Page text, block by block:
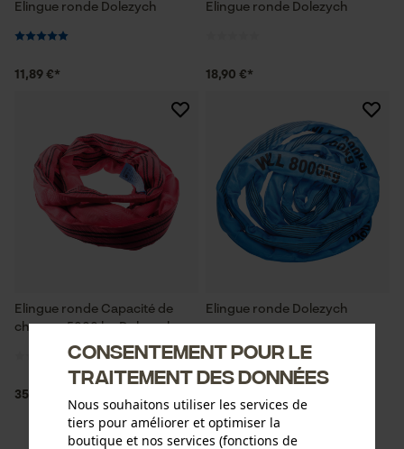
Elingue ronde Dolezych
11,89 €*
Elingue ronde Dolezych
18,90 €*
Elingue ronde Capacité de
charge : 5000 kg Dolezych
35,90 €*
Elingue ronde Dolezych
Consentement pour le
traitement des données
Nous souhaitons utiliser les services de
tiers pour améliorer et optimiser la
boutique et nos services (fonctions de